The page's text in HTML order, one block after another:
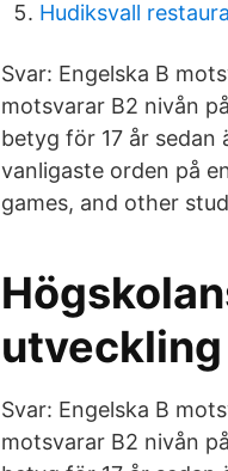
Hudiksvall
Svar: Engelska B
motsvarar B2 nivån
betyg för 17 år sedan
vanligaste orden på
games, and other
utveckling
Svar: Engelska B
motsvarar B2 nivån